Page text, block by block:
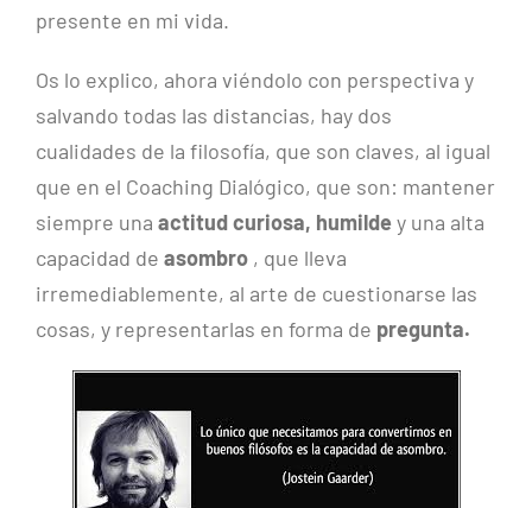
presente en mi vida.
Os lo explico, ahora viéndolo con perspectiva y
salvando todas las distancias, hay dos
cualidades de la filosofía, que son claves, al igual
que en el Coaching Dialógico, que son: mantener
siempre una actitud curiosa, humildey una alta
capacidad de asombro , que lleva
irremediablemente, al arte de cuestionarse las
cosas, y representarlas en forma de pregunta.